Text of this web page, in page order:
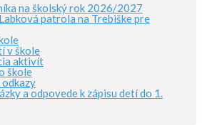
na školský rok 2026/2027
patrola na Trebiške pre
v škole
aktivít
škole
a odpovede k zápisu detí do 1.